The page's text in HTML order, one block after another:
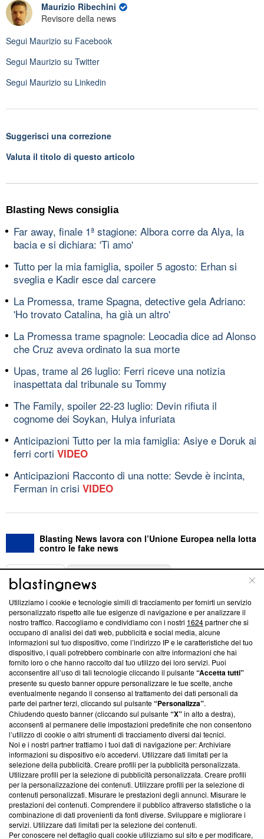
Maurizio Ribechini
Revisore della news
Segui Maurizio su Facebook
Segui Maurizio su Twitter
Segui Maurizio su Linkedin
Suggerisci una correzione
Valuta il titolo di questo articolo
Blasting News consiglia
Far away, finale 1ª stagione: Albora corre da Alya, la
bacia e si dichiara: 'Ti amo'
Tutto per la mia famiglia, spoiler 5 agosto: Erhan si
sveglia e Kadir esce dal carcere
La Promessa, trame Spagna, detective gela Adriano:
'Ho trovato Catalina, ha già un altro'
La Promessa trame spagnole: Leocadia dice ad Alonso
che Cruz aveva ordinato la sua morte
Upas, trame al 26 luglio: Ferri riceve una notizia
inaspettata dal tribunale su Tommy
The Family, spoiler 22-23 luglio: Devin rifiuta il
cognome dei Soykan, Hulya infuriata
Anticipazioni Tutto per la mia famiglia: Asiye e Doruk ai
ferri corti VIDEO
Anticipazioni Racconto di una notte: Sevde è incinta,
Ferman in crisi VIDEO
Blasting News lavora con l’Unione Europea nella lotta
contro le fake news
ABOUT
Questa sezione offre informazioni trasparenti su Blasting
News, sui nostri processi editoriali e su come ci impegniamo a
creare news di qualità. Inoltre, afferma la nostra aderenza a
‘Trust Project - News with Integrity’Blasting News non è
ancora membro del programma, ma ha richiesto di farne
parte; Trust Project non ha ancora effettuato una verifica di
conformità agli standard.
Su di noi
Team editoriale
Corporate
Redazione
Informativa Privacy
Cookie Policy
Blasting SA, IDI CHE-247.845.224, Via Carlo Frasca, 3 - 6900
Utilizziamo i cookie e tecnologie simili di tracciamento per fornirti un servizio
personalizzato rispetto alle tue esigenze di navigazione e per analizzare il
nostro traffico. Raccogliamo e condividiamo con i nostri 1624partner che si
occupano di analisi dei dati web, pubblicità e social media, alcune
informazioni sul tuo dispositivo, come l’indirizzo IP e le caratteristiche del tuo
dispositivo, i quali potrebbero combinarle con altre informazioni che hai
fornito loro o che hanno raccolto dal tuo utilizzo dei loro servizi. Puoi
acconsentire all’uso di tali tecnologie cliccando il pulsante“Accetta tutti”
presente su questo banner oppure personalizzare le tue scelte, anche
eventualmente negando il consenso al trattamento dei dati personali da
parte dei partner terzi, cliccando sul pulsante“Personalizza”.
Chiudendo questo banner (cliccando sul pulsante“X”in alto a destra),
acconsenti al permanere delle impostazioni predefinite che non consentono
l’utilizzo di cookie o altri strumenti di tracciamento diversi dai tecnici.
Noi e i nostri partner trattiamo i tuoi dati di navigazione per: Archiviare
informazioni su dispositivo e/o accedervi. Utilizzare dati limitati per la
selezione della pubblicità. Creare profili per la pubblicità personalizzata.
Utilizzare profili per la selezione di pubblicità personalizzata. Creare profili
per la personalizzazione dei contenuti. Utilizzare profili per la selezione di
contenuti personalizzati. Misurare le prestazioni degli annunci. Misurare le
prestazioni dei contenuti. Comprendere il pubblico attraverso statistiche o la
combinazione di dati provenienti da fonti diverse. Sviluppare e migliorare i
servizi. Utilizzare dati limitati per la selezione dei contenuti.
Per conoscere nel dettaglio quali cookie utilizziamo sul sito e per modificare,